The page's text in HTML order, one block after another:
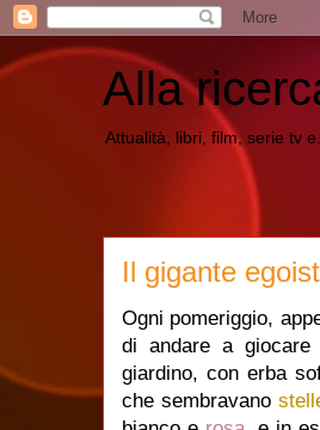
Alla
Attualità, libri, film, serie tv
Il gigante
Ogni pomeriggio,
di andare a
giardino, con erba
che sembravano